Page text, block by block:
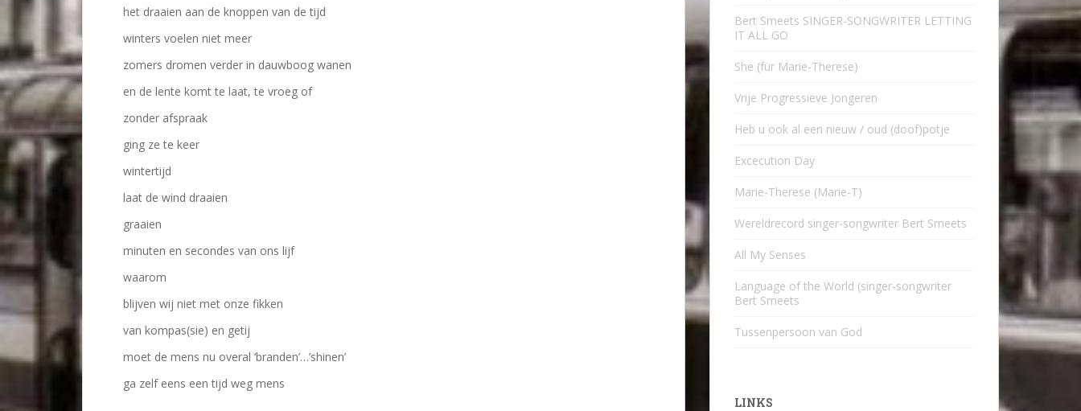
het draaien aan de knoppen van de tijd
winters voelen niet meer
zomers dromen verder in dauwboog wanen
en de lente komt te laat, te vroeg of
zonder afspraak
ging ze te keer
wintertijd
laat de wind draaien
graaien
minuten en secondes van ons lijf
waarom
blijven wij niet met onze fikken
van kompas(sie) en getij
moet de mens nu overal ‘branden’…’shinen’
ga zelf eens een tijd weg mens
Bert Smeets SINGER-SONGWRITER LETTING
IT ALL GO
She (für Marie-Therese)
Vrije Progressieve Jongeren
Heb u ook al een nieuw / oud (doof)potje
Excecution Day
Marie-Therese (Marie-T)
Wereldrecord singer-songwriter Bert Smeets
All My Senses
Language of the World (singer-songwriter
Bert Smeets
Tussenpersoon van God
LINKS